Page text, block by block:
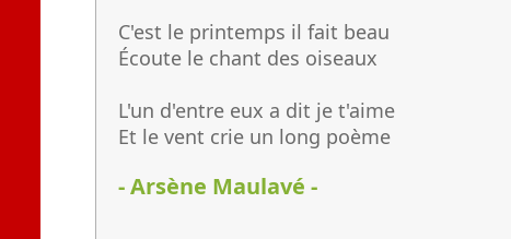
C'est le printemps il fait beau
Écoute le chant des oiseaux
L'un d'entre eux a dit je t'aime
Et le vent crie un long poème
- Arsène Maulavé -